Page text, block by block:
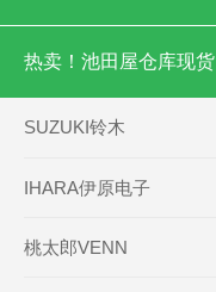
热卖！池田屋仓库现货
SUZUKI铃木
IHARA伊原电子
桃太郎VENN